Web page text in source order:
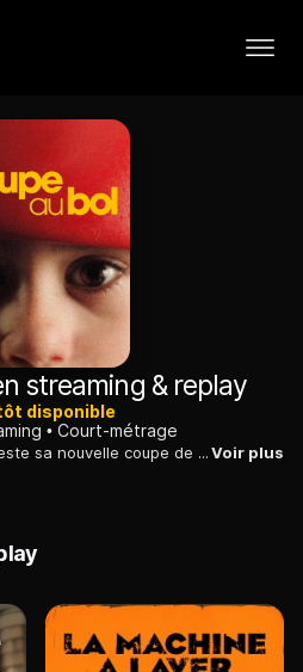
streaming & replay
disponible
Court-métrage
C'est l'été. Suzie, 7 ans, déteste sa nouvelle coupe de cheveux. Alors que la tension grimpe entre ses parents séparés, elle décide de prendre les choses en main.Voir plus